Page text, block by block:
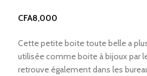
CFA8,000
Cette petite boite toute belle a
utilisée comme boite à bijoux par
retrouve également dans les